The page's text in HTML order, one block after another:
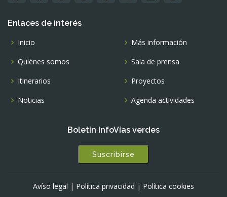
Enlaces de interés
Inicio
Quiénes somos
Itinerarios
Noticias
Más información
Sala de prensa
Proyectos
Agenda actividades
Boletín InfoVías verdes
Suscribirse
Avíso legal | Política privacidad | Política cookies